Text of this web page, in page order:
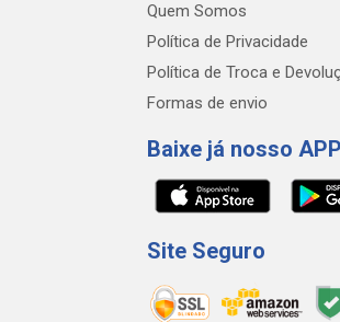
Quem Somos
Política de Privacidade
Política de Troca e
Formas de envio
Baixe já nosso APP
Site Seguro